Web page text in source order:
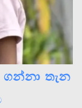
තැන